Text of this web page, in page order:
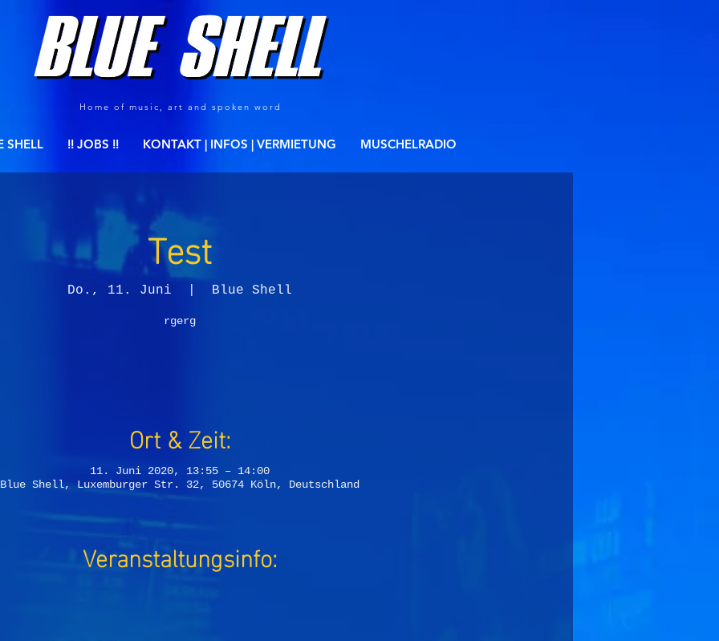
Home of music, art and spoken word
SHELL !! JOBS !! KONTAKT | INFOS | VERMIETUNG MUSCHELRADIO
Test
Do., 11. Juni Blue Shell
rgerg
Ort & Zeit:
11. Juni 2020, 13:55 – 14:00
Blue Shell, Luxemburger Str. 32, 50674 Köln, Deutschland
Veranstaltungsinfo: